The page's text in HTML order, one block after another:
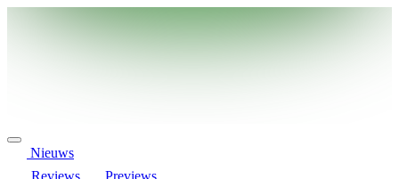
Nieuws
Reviews
Previews